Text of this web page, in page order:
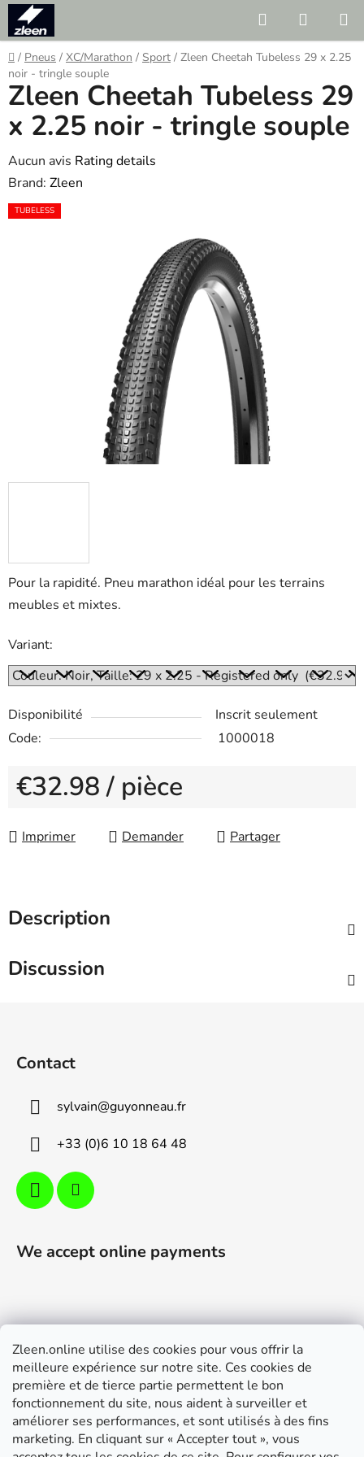
Zleen.online utilise des cookies pour vous offrir la
meilleure expérience sur notre site. Ces cookies de
première et de tierce partie permettent le bon
fonctionnement du site, nous aident à surveiller et
améliorer ses performances, et sont utilisés à des fins
marketing. En cliquant sur « Accepter tout », vous
Skip
content
Search
CART
Home
/ Pneus / XC/Marathon / Sport / Zleen Cheetah Tubeless 29 x 2.25
noir - tringle souple
Pour la rapidité. Pneu marathon idéal pour les terrains
meubles et mixtes.
Variant:
Disponibilité
Inscrit seulement
Code:
1000018
€32.98/ pièce
Imprimer
Demander Partager
Zleen Cheetah Tubeless 29
x 2.25 noir - tringle souple
The
average
product
Aucun avis Rating details
Brand: Zleen
TUBELESS
Description
Discussion
Contact
sylvain@guyonneau.fr
+33 (0)6 10 18 64 48
We accept online payments
Support
Modalités de livraison et paiement
Conditions générales de ventes
RGPD